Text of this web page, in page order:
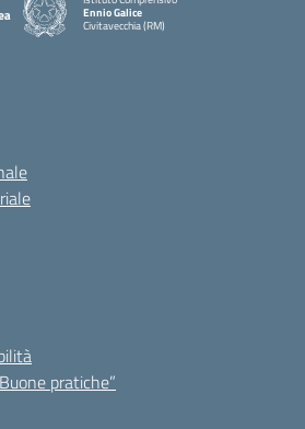
Ennio Galice
Civitavecchia (RM)
pratiche”